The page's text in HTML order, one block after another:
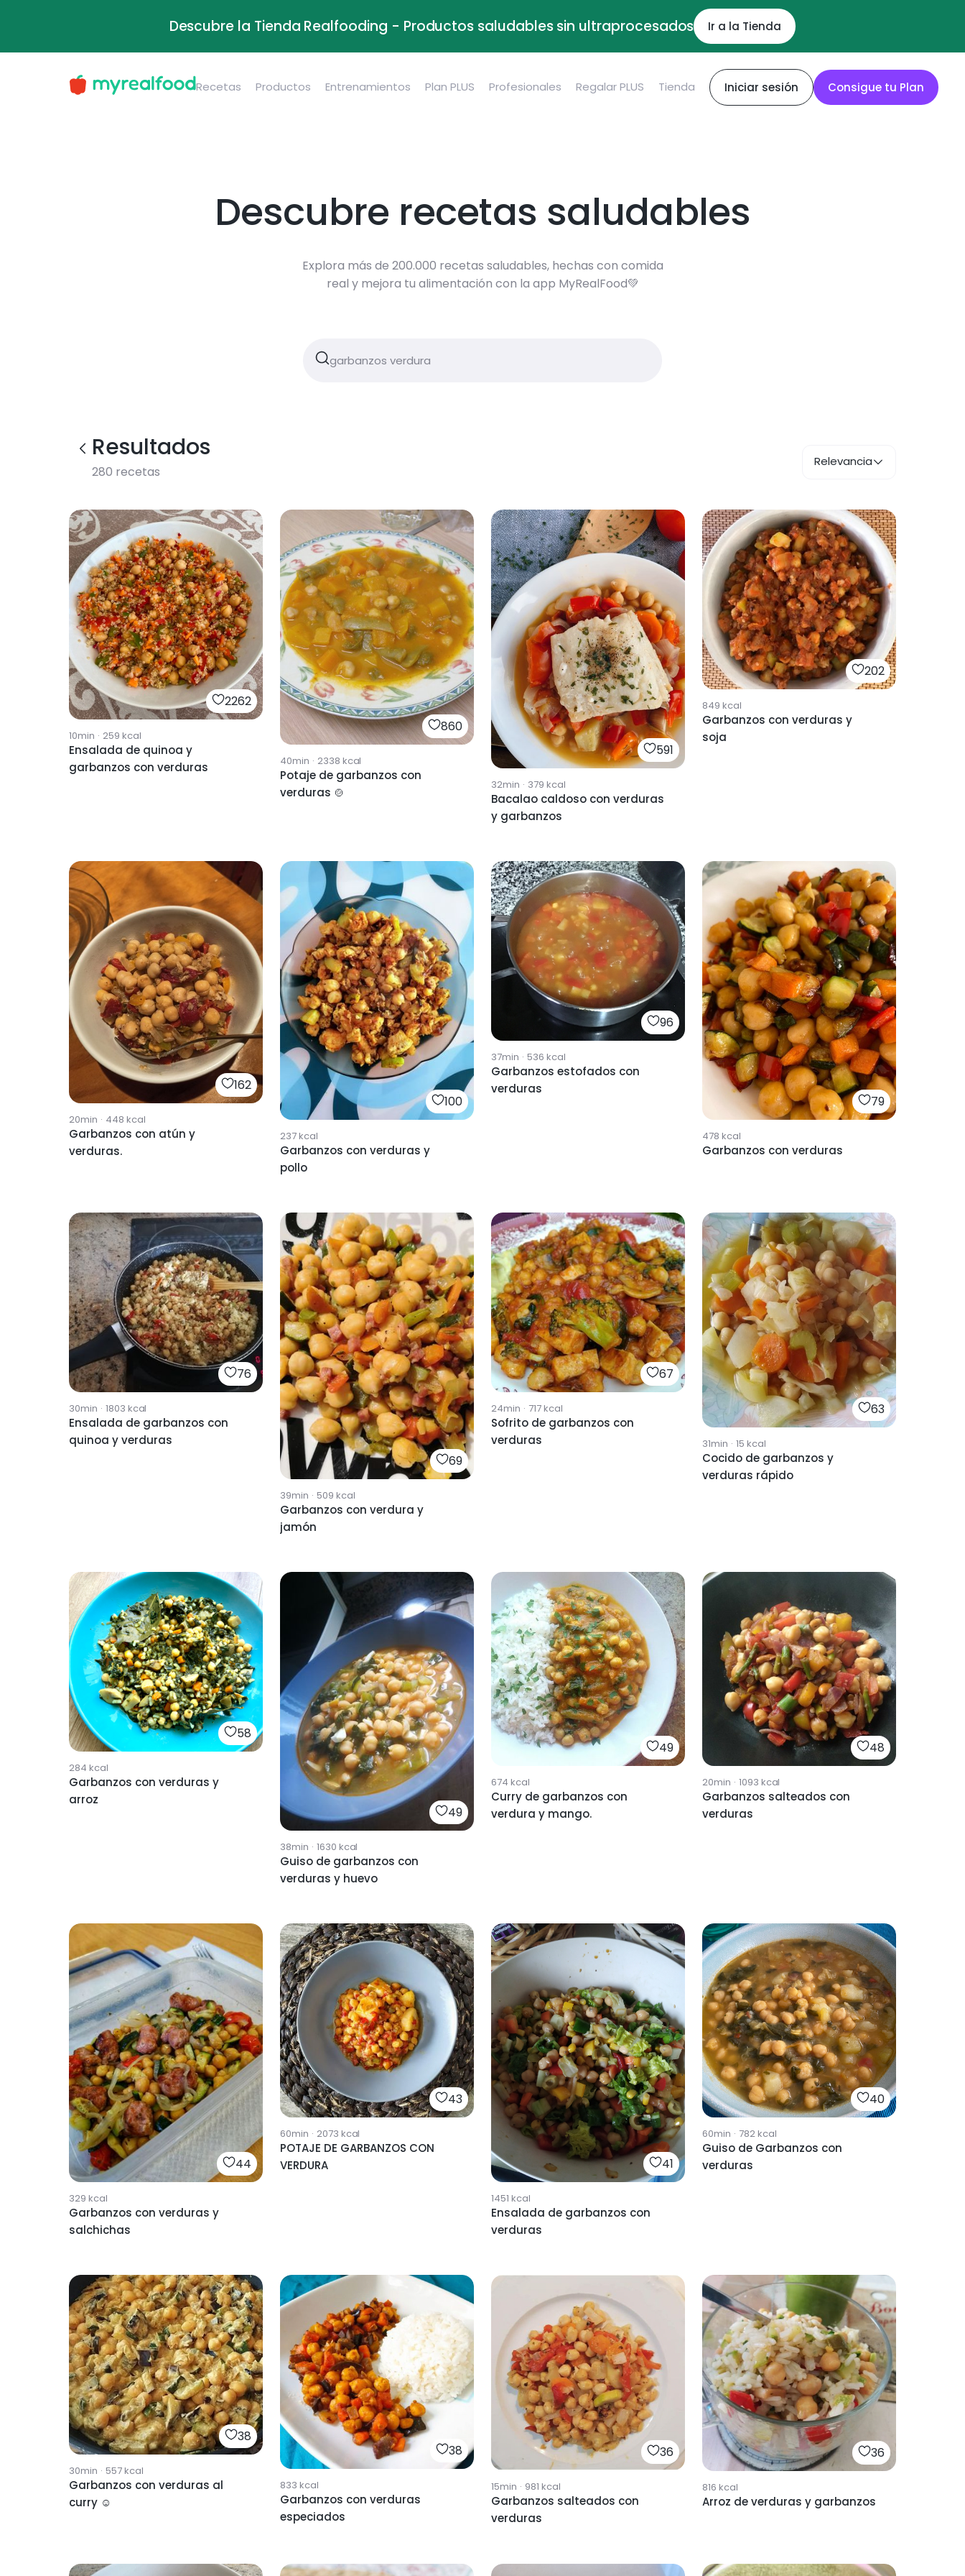
Descubre la Tienda Realfooding - Productos saludables sin ultraprocesados Ir a la Tienda
Recetas Productos Entrenamientos Plan PLUS Profesionales Regalar PLUS Tienda Iniciar sesión Consigue tu Plan
Descubre recetas saludables
Explora más de 200.000 recetas saludables, hechas con comida
real y mejora tu alimentación con la app MyRealFood💚
Resultados
280 recetas
Relevancia
2262
10min · 259 kcal
Ensalada de quinoa y
garbanzos con verduras
860
40min · 2338 kcal
Potaje de garbanzos con
verduras 🍲
591
32min · 379 kcal
Bacalao caldoso con verduras
y garbanzos
202
849 kcal
Garbanzos con verduras y
soja
162
20min · 448 kcal
Garbanzos con atún y
verduras.
100
237kcal
Garbanzos con verduras y
pollo
96
37min · 536 kcal
Garbanzos estofados con
verduras
79
478 kcal
Garbanzos con verduras
76
30min · 1803 kcal
Ensalada de garbanzos con
quinoa y verduras
69
39min · 509 kcal
Garbanzos con verdura y
jamón
67
24min · 717kcal
Sofrito de garbanzos con
verduras
63
31min · 15 kcal
Cocido de garbanzos y
verduras rápido
58
284 kcal
Garbanzos con verduras y
arroz
49
38min · 1630 kcal
Guiso de garbanzos con
verduras y huevo
49
674 kcal
Curry de garbanzos con
verdura y mango.
48
20min · 1093 kcal
Garbanzos salteados con
verduras
44
329 kcal
Garbanzos con verduras y
salchichas
43
60min · 2073 kcal
POTAJE DE GARBANZOS CON
VERDURA
41
1451 kcal
Ensalada de garbanzos con
verduras
40
60min · 782kcal
Guiso de Garbanzos con
verduras
38
30min · 557kcal
Garbanzos con verduras al
curry ☺
38
833 kcal
Garbanzos con verduras
especiados
36
15min · 981 kcal
Garbanzos salteados con
verduras
36
816 kcal
Arroz de verduras y garbanzos